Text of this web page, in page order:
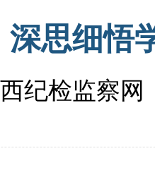
深思细悟
纪检监察网